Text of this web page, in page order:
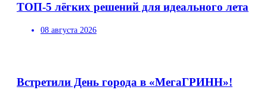
ТОП-5 лёгких решений для идеального лета
08 августа 2026
Встретили День города в «МегаГРИНН»!